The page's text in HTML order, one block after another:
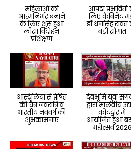
महिलाओं को
आत्मनिर्भर बनाने
के लिए शुरू हुआ
लीसा विदोहन
प्रशिक्षण
आपदा
लिए कैबिनेट
डॉ धनसिंह रावत
बड़ी सौगात
आस्ट्रेलिया से प्रेषित
की चैत्र नवरात्रि व
भारतीय नववर्ष की
शुभकामनाएं
देवभूमि युवा
द्वारा मालवीय
कोटद्वार में
आयोजित हुआ
महोत्सव 2026